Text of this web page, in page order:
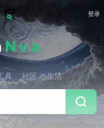
登录
Nva
具 社区 生活